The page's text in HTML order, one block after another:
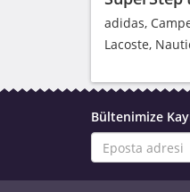
adidas,
Lacoste,
Bültenimize